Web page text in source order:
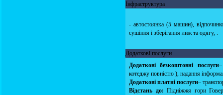
Інфраструктура
- автостоянка (5 машин),
сушіння і зберігання лиж та одягу, .
Додаткові послуги
Додаткові безкоштовні послуги–
котеджу повністю ), надання
Додаткові платні послуги–
Відстань до: Підніжжя гори